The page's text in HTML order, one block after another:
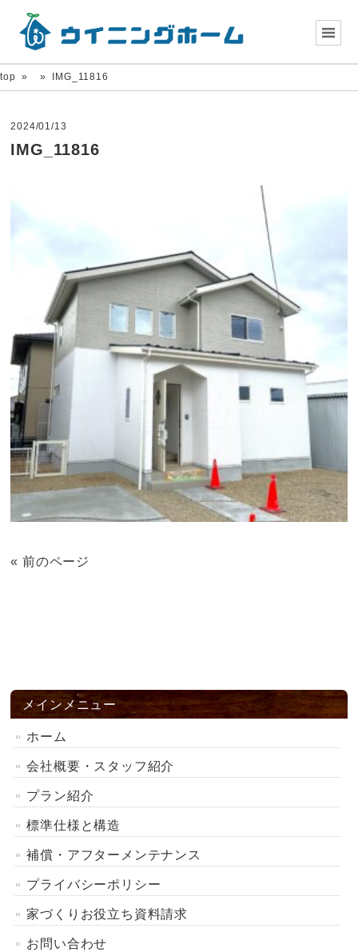
top » » IMG_11816
2024/01/13
IMG_11816
« 前のページ
メインメニュー
ホーム
会社概要・スタッフ紹介
プラン紹介
標準仕様と構造
補償・アフターメンテナンス
プライバシーポリシー
家づくりお役立ち資料請求
お問い合わせ